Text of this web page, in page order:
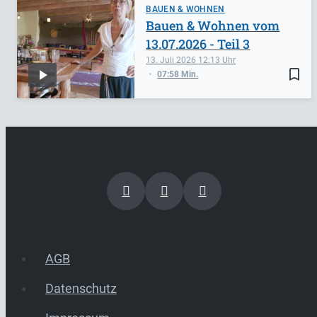
BAUEN & WOHNEN
bookmark_border
13. Juli 2026 12:13
07:58 Min.
Bauen & Wohnen vom
13.07.2026 - Teil 3
AGB
Datenschutz